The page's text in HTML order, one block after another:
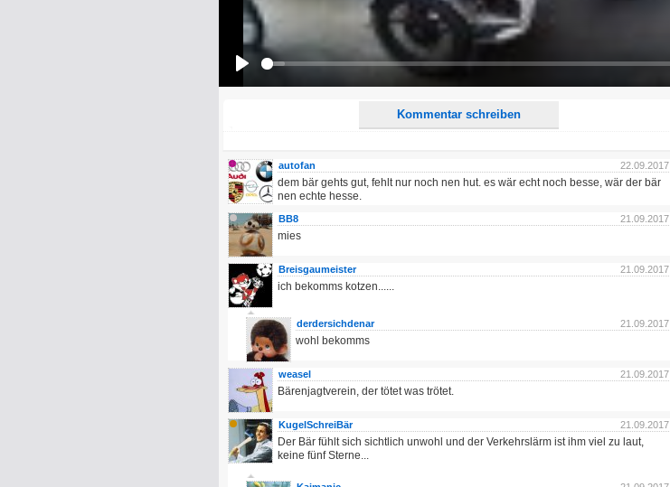
Kommentar schreiben
Alle HTML-Tags außer <br>, <strike> und <i> werden aus Deinem Kommentar entfernt.
URLs werden automatisch umgewandelt. Bitte verwende "www." oder "http://" in URLs
Ich möchte eine E-Mail, wenn zu meinem Kommentar Antworten erscheinen.
Ich möchte eine E-Mail, wenn auf dieser Seite weitere Kommentare erscheinen.
22.09.2017
autofan
dem bär gehts gut, fehlt nur noch nen hut. es wär echt noch besse, wär der bär
nen echte hesse.
21.09.2017
BB8
mies
21.09.2017
Breisgaumeister
ich bekomms kotzen......
21.09.2017
derdersichdenar
wohl bekomms
21.09.2017
weasel
Bärenjagtverein, der tötet was trötet.
21.09.2017
KugelSchreiBär
Der Bär fühlt sich sichtlich unwohl und der Verkehrslärm ist ihm viel zu laut,
keine fünf Sterne...